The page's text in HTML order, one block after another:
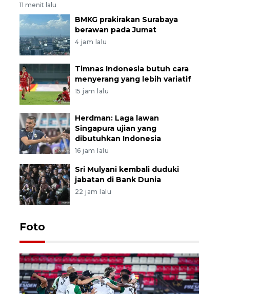
11 menit lalu
BMKG prakirakan Surabaya
berawan pada Jumat
4 jam lalu
Timnas Indonesia butuh cara
menyerang yang lebih variatif
15 jam lalu
Herdman: Laga lawan
Singapura ujian yang
dibutuhkan Indonesia
16 jam lalu
Sri Mulyani kembali duduki
jabatan di Bank Dunia
22 jam lalu
Foto